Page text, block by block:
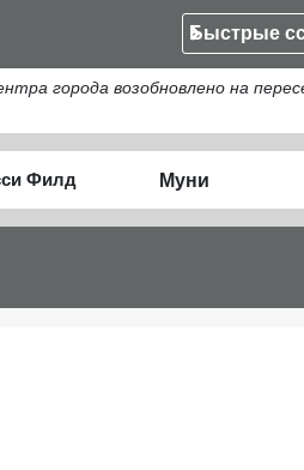
Быстрые
города возобновлено на
я